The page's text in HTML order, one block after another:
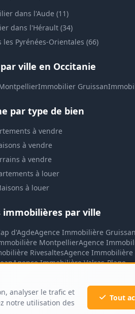
analyser le trafic et
notre utilisation des
Tout
dans l'Aude (11)
dans l'Hérault (34)
Pyrénées-Orientales (66)
ville en Occitanie
Immobilier Gruissan
par type de bien
à vendre
à vendre
à vendre
à louer
à louer
immobilières par ville
d'AgdeAgence Immobilière Gruissan
MontpellierAgence
RivesaltesAgence Immobilière
Agence Immobilière Valras-Plage